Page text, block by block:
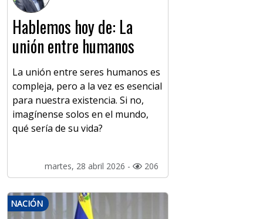
Hablemos hoy de: La
unión entre humanos
La unión entre seres humanos es
compleja, pero a la vez es esencial
para nuestra existencia. Si no,
imagínense solos en el mundo,
qué sería de su vida?
martes, 28 abril 2026 - 206
NACIÓN